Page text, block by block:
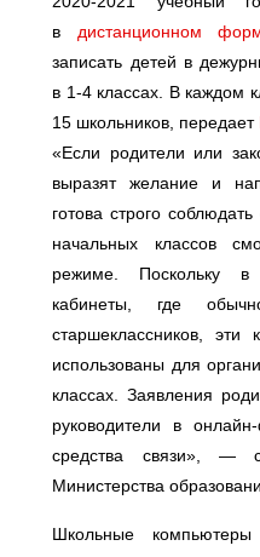
в дистанционном
записать детей в
в 1-4 классах. В каждом
15 школьников, передает
«Если родители или
выразят желание и
готова строго
начальных классов
режиме. Поскольку в
кабинеты, где
старшеклассников, эти
использованы для
классах. Заявления
руководители в
средства связи», —
Министерства
Школьные